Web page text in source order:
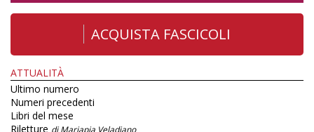
ACQUISTA FASCICOLI
ATTUALITÀ
Ultimo numero
Numeri precedenti
Libri del mese
Riletture